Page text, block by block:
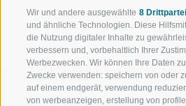
Wir und andere ausgewählte 8
und ähnliche Technologien. Diese
die Nutzung digitaler Inhalte zu
verbessern und, vorbehaltlich Ihrer
Werbezwecken. Wir können Ihre Daten
Zwecke verwenden: speichern von oder
auf einem endgerät, verwendung
von werbeanzeigen, erstellung von